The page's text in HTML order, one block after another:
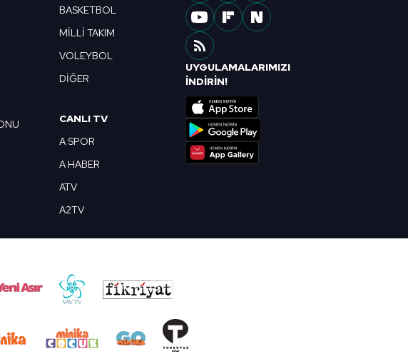
BASKETBOL
MİLLİ TAKIM
VOLEYBOL
DİĞER
CANLI TV
A SPOR
A HABER
ATV
A2TV
UYGULAMALARIMIZI
İNDİRİN!